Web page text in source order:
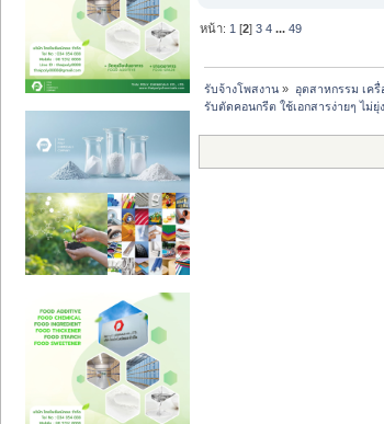
หน้า: 1 [2]3 4 ...49
รับจ้างโพสงาน » อุตสาหกรรม เค
รับตัดคอนกรีต ใช้เอกสารง่ายๆ ไม่